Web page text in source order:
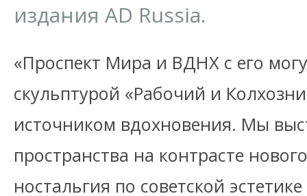
издания AD Russia.
«Проспект Мира и ВДНХ с его
скульптурой «Рабочий и
источником вдохновения. Мы
пространства на контрасте
ностальгия по советской эстетике